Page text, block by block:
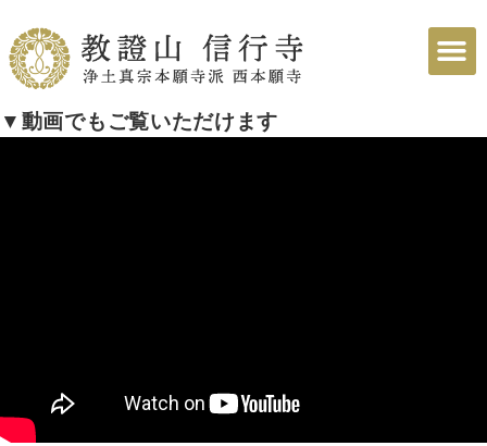
▼動画でもご覧いただけます